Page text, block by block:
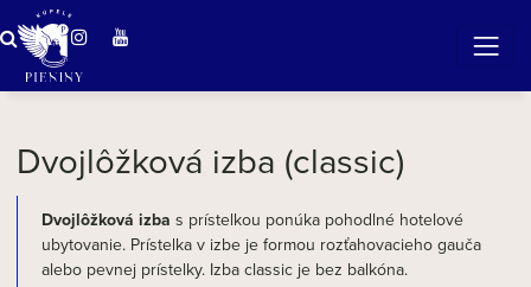
Zázračná voda v Pieninách
Dvojlôžková izba (classic)
Dvojlôžková izba s prístelkou ponúka pohodlné hotelové
ubytovanie. Prístelka v izbe je formou rozťahovacieho gauča
alebo pevnej prístelky. Izba classic je bez balkóna.